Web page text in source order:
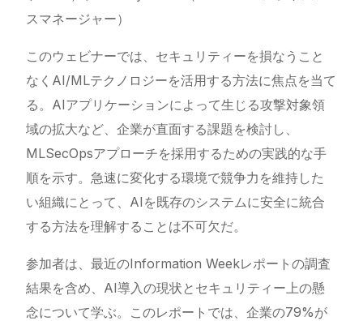
スマネージャー）
このウェビナーでは、セキュリティーを損なうこと
なくAI/MLテクノロジーを活用する方法に焦点を当て
る。AIアプリケーションによって生じる攻撃対象領
域の拡大など、企業が直面する課題を検討し、
MLSecOpsアプローチを採用するための実践的な手
順を示す。急速に変化する環境で競争力を維持した
い組織にとって、AIを既存のシステムに安全に統合
する方法を理解することは不可欠だ。
参加者は、最近のInformation Weekレポートの調査
結果を含め、AI導入の現状とセキュリティー上の懸
念について学ぶ。このレポートでは、企業の79%が